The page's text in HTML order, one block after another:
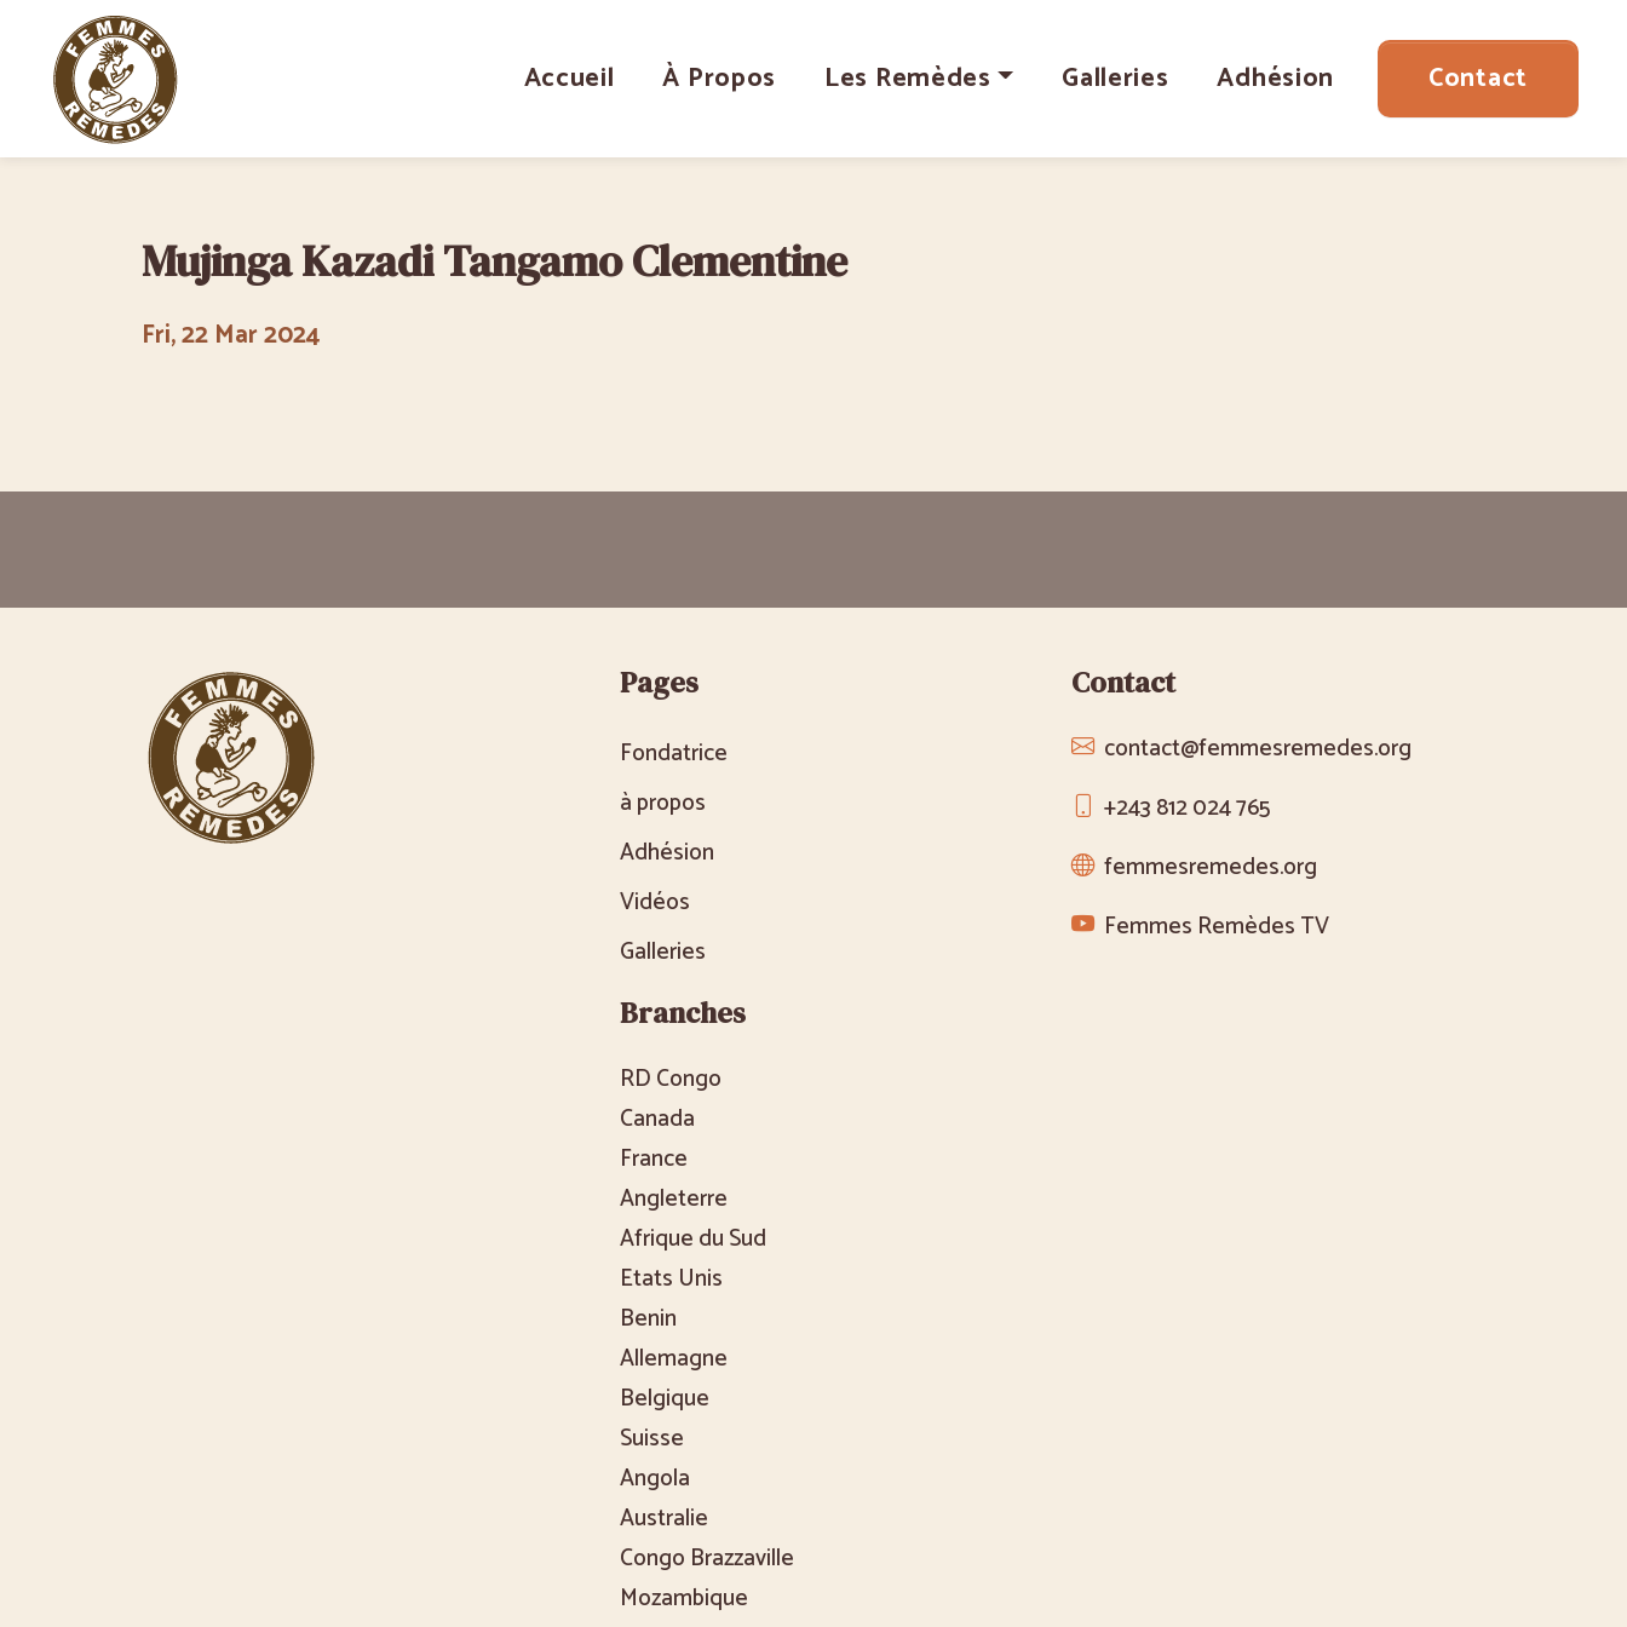
Accueil À Propos Les Remèdes Galleries Adhésion Contact
Mujinga Kazadi Tangamo Clementine
Fri, 22 Mar 2024
Pages
Fondatrice
à propos
Adhésion
Vidéos
Galleries
Contact
contact@femmesremedes.org
+243 812 024 765
femmesremedes.org
Femmes Remèdes TV
Branches
RD Congo
Canada
France
Angleterre
Afrique du Sud
Etats Unis
Benin
Allemagne
Belgique
Suisse
Angola
Australie
Congo Brazzaville
Mozambique